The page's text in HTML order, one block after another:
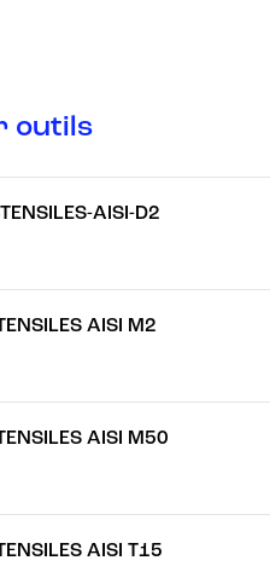
outils
AISI-D2
AISI M2
AISI M50
AISI T15